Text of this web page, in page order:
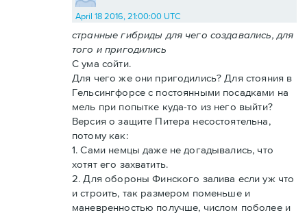
April 18 2016, 21:00:00 UTC
странные гибриды для чего создавались, для
того и пригодились
С ума сойти.
Для чего же они пригодились? Для стояния в
Гельсингфорсе с постоянными посадками на
мель при попытке куда-то из него выйти?
Версия о защите Питера несостоятельна,
потому как:
1. Сами немцы даже не догадывались, что
хотят его захватить.
2. Для обороны Финского залива если уж что
и строить, так размером поменьше и
маневренностью получше, числом поболее и